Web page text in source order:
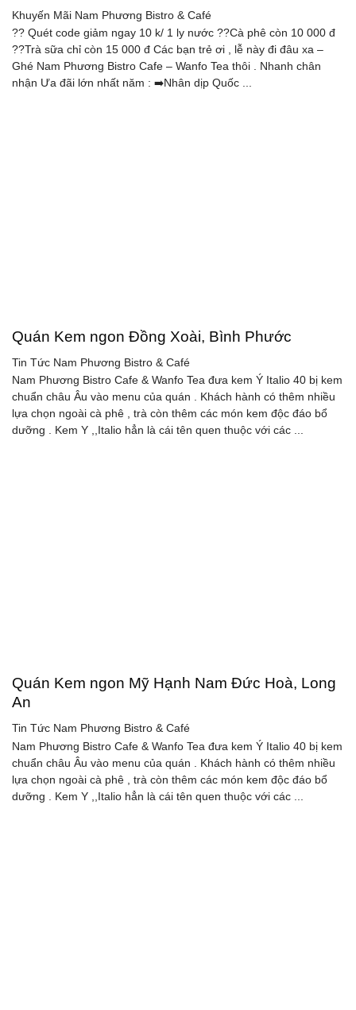
Khuyến Mãi Nam Phương Bistro & Café
?? Quét code giảm ngay 10 k/ 1 ly nước ??Cà phê còn 10 000 đ
??Trà sữa chỉ còn 15 000 đ Các bạn trẻ ơi , lễ này đi đâu xa –
Ghé Nam Phương Bistro Cafe – Wanfo Tea thôi . Nhanh chân
nhận Ưa đãi lớn nhất năm : ➡️Nhân dịp Quốc ...
Quán Kem ngon Đồng Xoài, Bình Phước
Tin Tức Nam Phương Bistro & Café
Nam Phương Bistro Cafe & Wanfo Tea đưa kem Ý Italio 40 bị kem
chuẩn châu Âu vào menu của quán . Khách hành có thêm nhiều
lựa chọn ngoài cà phê , trà còn thêm các món kem độc đáo bổ
dưỡng . Kem Y ,,Italio hẳn là cái tên quen thuộc với các ...
Quán Kem ngon Mỹ Hạnh Nam Đức Hoà, Long
An
Tin Tức Nam Phương Bistro & Café
Nam Phương Bistro Cafe & Wanfo Tea đưa kem Ý Italio 40 bị kem
chuẩn châu Âu vào menu của quán . Khách hành có thêm nhiều
lựa chọn ngoài cà phê , trà còn thêm các món kem độc đáo bổ
dưỡng . Kem Y ,,Italio hẳn là cái tên quen thuộc với các ...